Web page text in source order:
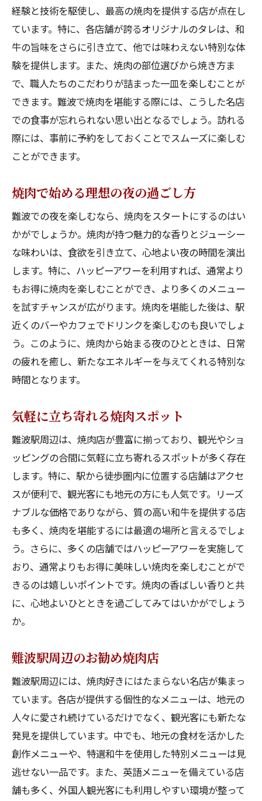
難波で過ごす心温まる焼肉体験
焼肉で感じる難波の温かさ
心温まる焼肉デートスポット
難波の人情を肌で感じる焼肉店
焼肉で心地よい休息を—難波の魅力を再発見
焼肉と共に再発見する難波の魅力
心地よい休息を焼肉で
焼肉を楽しむことで見える難波の表情
焼肉を通じて感じる難波の魅力
難波での癒しを焼肉で体験
ハッピーアワーを利用して焼肉をさらに楽しむ
秘訣
ハッピーアワーを活用した焼肉の楽しみ方
焼肉を楽しむためのハッピーアワーのコツ
お得に楽しむ焼肉の技
ハッピーアワーの魅力を最大限に活かす方
法
焼肉とハッピーアワーの相乗効果
経験と技術を駆使し、最高の焼肉を提供する店が点在し
ています。特に、各店舗が誇るオリジナルのタレは、和
牛の旨味をさらに引き立て、他では味わえない特別な体
験を提供します。また、焼肉の部位選びから焼き方ま
で、職人たちのこだわりが詰まった一皿を楽しむことが
できます。難波で焼肉を堪能する際には、こうした名店
での食事が忘れられない思い出となるでしょう。訪れる
際には、事前に予約をしておくことでスムーズに楽しむ
ことができます。
焼肉で始める理想の夜の過ごし方
難波での夜を楽しむなら、焼肉をスタートにするのはい
かがでしょうか。焼肉が持つ魅力的な香りとジューシー
な味わいは、食欲を引き立て、心地よい夜の時間を演出
します。特に、ハッピーアワーを利用すれば、通常より
もお得に焼肉を楽しむことができ、より多くのメニュー
を試すチャンスが広がります。焼肉を堪能した後は、駅
近くのバーやカフェでドリンクを楽しむのも良いでしょ
う。このように、焼肉から始まる夜のひとときは、日常
の疲れを癒し、新たなエネルギーを与えてくれる特別な
時間となります。
気軽に立ち寄れる焼肉スポット
難波駅周辺は、焼肉店が豊富に揃っており、観光やショ
ッピングの合間に気軽に立ち寄れるスポットが多く存在
します。特に、駅から徒歩圏内に位置する店舗はアクセ
スが便利で、観光客にも地元の方にも人気です。リーズ
ナブルな価格でありながら、質の高い和牛を提供する店
も多く、焼肉を堪能するには最適の場所と言えるでしょ
う。さらに、多くの店舗ではハッピーアワーを実施して
おり、通常よりもお得に美味しい焼肉を楽しむことがで
きるのは嬉しいポイントです。焼肉の香ばしい香りと共
に、心地よいひとときを過ごしてみてはいかがでしょう
か。
難波駅周辺のお勧め焼肉店
難波駅周辺には、焼肉好きにはたまらない名店が集まっ
ています。各店が提供する個性的なメニューは、地元の
人々に愛され続けているだけでなく、観光客にも新たな
発見を提供しています。中でも、地元の食材を活かした
創作メニューや、特選和牛を使用した特別メニューは見
逃せない一品です。また、英語メニューを備えている店
舗も多く、外国人観光客にも利用しやすい環境が整って